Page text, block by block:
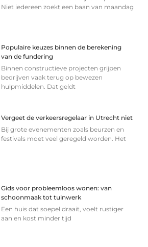
Niet iedereen zoekt een baan van maandag
Populaire keuzes binnen de berekening
van de fundering
Binnen constructieve projecten grijpen
bedrijven vaak terug op bewezen
hulpmiddelen. Dat geldt
Vergeet de verkeersregelaar in Utrecht niet
Bij grote evenementen zoals beurzen en
festivals moet veel geregeld worden. Het
Gids voor probleemloos wonen: van
schoonmaak tot tuinwerk
Een huis dat soepel draait, voelt rustiger
aan en kost minder tijd